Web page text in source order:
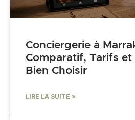
Conciergerie à
Comparatif, Tarifs et
Bien Choisir
LIRE LA SUITE »